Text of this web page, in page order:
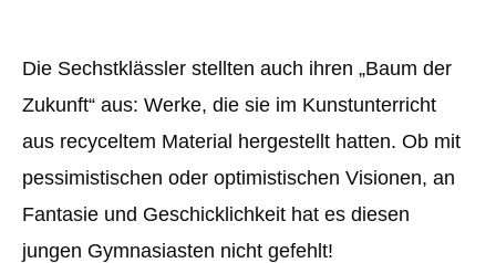
Die Sechstklässler stellten auch ihren „Baum der
Zukunft“ aus: Werke, die sie im Kunstunterricht
aus recyceltem Material hergestellt hatten. Ob mit
pessimistischen oder optimistischen Visionen, an
Fantasie und Geschicklichkeit hat es diesen
jungen Gymnasiasten nicht gefehlt!